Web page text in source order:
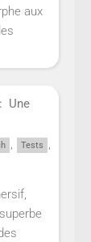
aux
Une
, Tests ,